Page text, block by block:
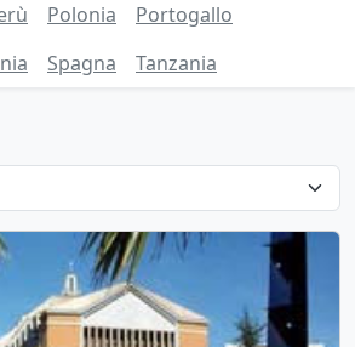
Polonia
Portogallo
Spagna Tanzania